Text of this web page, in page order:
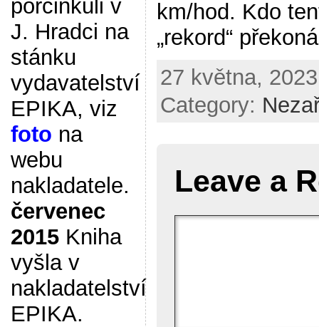
porcinkuli v
J. Hradci na
stánku
vydavatelství
EPIKA, viz
foto na
webu
nakladatele.
červenec
2015Kniha
vyšla v
nakladatelství
EPIKA.
km/hod. Kdo
„rekord“
27 května,
Category:
Leave a